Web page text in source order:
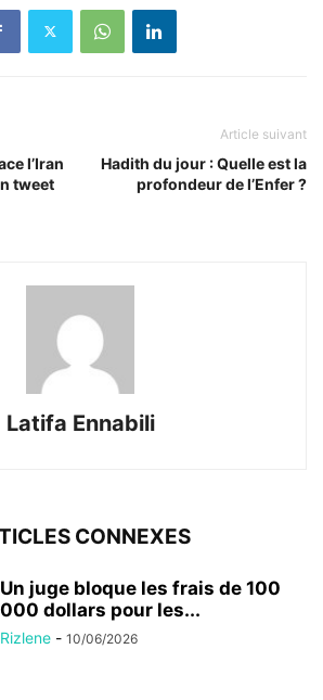
l’Iran
tweet
Article suivant
Hadith du jour : Quelle est la
profondeur de l’Enfer ?
Latifa Ennabili
CONNEXES
Un juge bloque les frais de 100
000 dollars pour les...
Rizlene - 10/06/2026